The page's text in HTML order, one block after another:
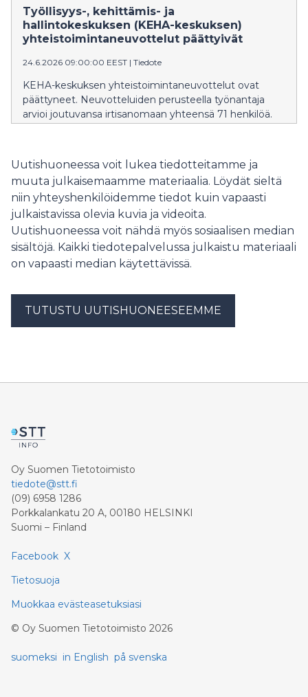
Työllisyys-, kehittämis- ja
hallintokeskuksen (KEHA-keskuksen)
yhteistoimintaneuvottelut päättyivät
24.6.2026 09:00:00 EEST | Tiedote
KEHA-keskuksen yhteistoimintaneuvottelut ovat
päättyneet. Neuvotteluiden perusteella työnantaja
arvioi joutuvansa irtisanomaan yhteensä 71 henkilöä.
Uutishuoneessa voit lukea tiedotteitamme ja
muuta julkaisemaamme materiaalia. Löydät sieltä
niin yhteyshenkilöidemme tiedot kuin vapaasti
julkaistavissa olevia kuvia ja videoita.
Uutishuoneessa voit nähdä myös sosiaalisen median
sisältöjä. Kaikki tiedotepalvelussa julkaistu materiaali
on vapaasti median käytettävissä.
TUTUSTU UUTISHUONEESEEMME
Oy Suomen Tietotoimisto
tiedote@stt.fi
(09) 6958 1286
Porkkalankatu 20 A, 00180 HELSINKI
Suomi – Finland
Facebook X
Tietosuoja
Muokkaa evästeasetuksiasi
© Oy Suomen Tietotoimisto 2026
suomeksi in English på svenska